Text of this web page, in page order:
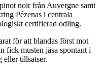
noir från Auvergne samt
Pézenas i centrala
certifierad odling.
för att blandas först mot
fick musten jäsa spontant i
tillsatser.